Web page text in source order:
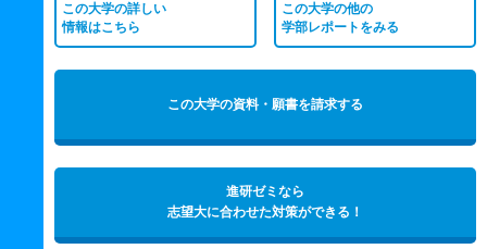
この大学の詳しい
情報はこちら
この大学の他の
学部レポートをみる
この大学の資料・願書を請求する
進研ゼミなら
志望大に合わせた対策ができる！